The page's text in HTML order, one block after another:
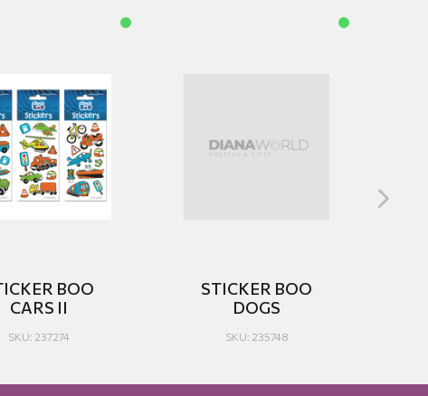
BOO
CARS II
SKU: 237274
STICKER BOO
DOGS
SKU: 235748